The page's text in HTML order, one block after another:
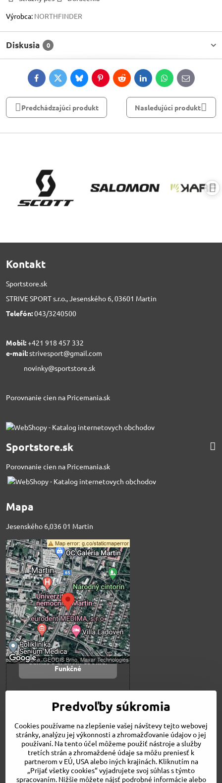
Výrobca: NORTHFINDER
Diskusia 0
FacebookTwitterBlueskyPinterestRedditLinkedInWhatsApp
E-
mail
Predchádzajúci produkt Nasledujúci produkt
Kontakt
Sportstore.sk
STRIVE SPORT s.r.o., Jesenského 6, 03601 Martin
Telefón:043/3240500
Mobil:+421 918 457 332
e-mail:strivesport@gmail.com
novinky@sportstore.sk
Porovnanie cien na Pricemania.sk
Sportstore.sk
Porovnanie cien na Pricemania.sk
Mapa
Jesenského 6,036 01 Martin
Externý obsah je
blokovaný Voľbami
súkromia
Prajete si načítať externý obsah?
Povoliť tentokrát
Povoliť a zapamätať -
súhlas s druhom cookie:
Funkčné
Otvoriť obsah v novom okne
Novinky
Niečo o nás
Naša ponuka
Veľkostné tabuľky
Obchodné podmienky
Kontakt
Predvoľby súkromia
Cookies používame na zlepšenie vašej návštevy tejto webovej
stránky, analýzu jej výkonnosti a zhromažďovanie údajov o jej
používaní. Na tento účel môžeme použiť nástroje a služby
tretích strán a zhromaždené údaje sa môžu preniesť k
partnerom v EÚ, USA alebo iných krajinách. Kliknutím na
„Prijať všetky cookies“ vyjadrujete svoj súhlas s týmto
spracovaním. Nižšie môžete nájsť podrobné informácie alebo